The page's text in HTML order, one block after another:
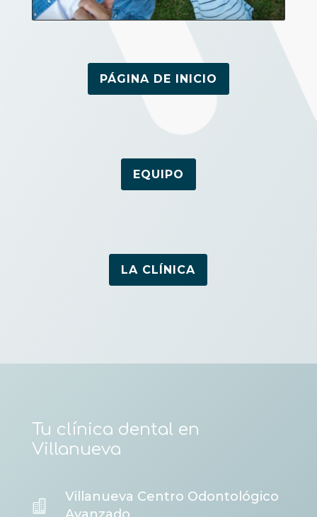
PÁGINA DE INICIO
EQUIPO
LA CLÍNICA
Tu clínica dental en
Villanueva

Villanueva Centro Odontológico